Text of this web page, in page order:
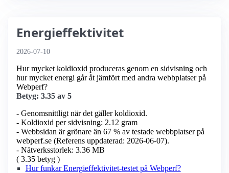
Energieffektivitet
2026-07-10
Hur mycket koldioxid produceras genom en sidvisning och
hur mycket energi går åt jämfört med andra webbplatser på
Webperf?
Betyg: 3.35 av 5
- Genomsnittligt när det gäller koldioxid.
- Koldioxid per sidvisning: 2.12 gram
- Webbsidan är grönare än 67 % av testade webbplatser på
webperf.se (Referens uppdaterad: 2026-06-07).
- Nätverksstorlek: 3.36 MB
( 3.35 betyg )
Hur funkar Energieffektivitet-testet på Webperf?